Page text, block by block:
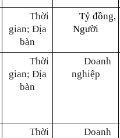
Thời
gian; Địa
bàn
Tỷ đồng,
Người
Thời
gian; Địa
bàn
Doanh
nghiệp
Thời
Doanh